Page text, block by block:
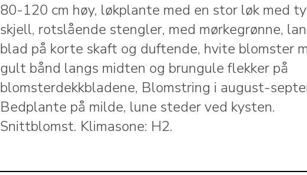
80-120 cm høy, løkplante med en stor løk med
skjell, rotslående stengler, med mørkegrønne,
blad på korte skaft og duftende, hvite blomster
gult bånd langs midten og brungule flekker på
blomsterdekkbladene, Blomstring i august-
Bedplante på milde, lune steder ved kysten.
Snittblomst. Klimasone: H2.